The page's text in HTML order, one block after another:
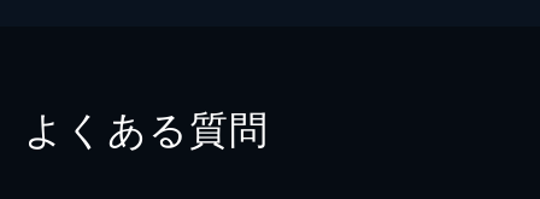
よくある質問